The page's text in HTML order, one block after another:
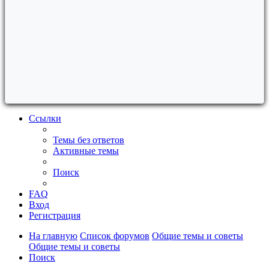
Ссылки
Темы без ответов
Активные темы
Поиск
FAQ
Вход
Регистрация
На главную Список форумов Общие темы и советы
Общие темы и советы
Поиск